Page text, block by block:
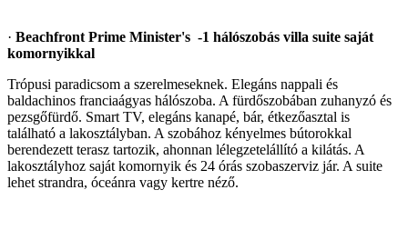
· Beachfront Prime Minister's -1 hálószobás villa suite saját
komornyikkal
Trópusi paradicsom a szerelmeseknek. Elegáns nappali és
baldachinos franciaágyas hálószoba. A fürdőszobában zuhanyzó és
pezsgőfürdő. Smart TV, elegáns kanapé, bár, étkezőasztal is
található a lakosztályban. A szobához kényelmes bútorokkal
berendezett terasz tartozik, ahonnan lélegzetelállító a kilátás. A
lakosztályhoz saját komornyik és 24 órás szobaszerviz jár. A suite
lehet strandra, óceánra vagy kertre néző.